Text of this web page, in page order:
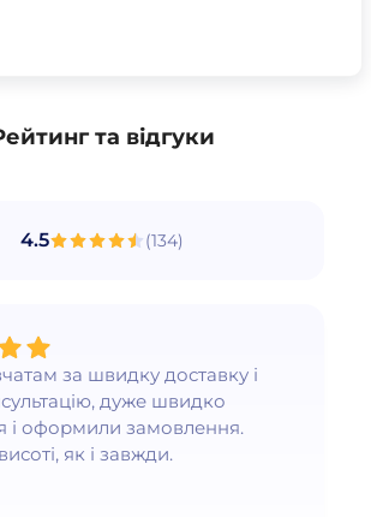
та відгуки
4.5 (134)
за швидку доставку і
дуже швидко
і оформили замовлення.
як і завжди.